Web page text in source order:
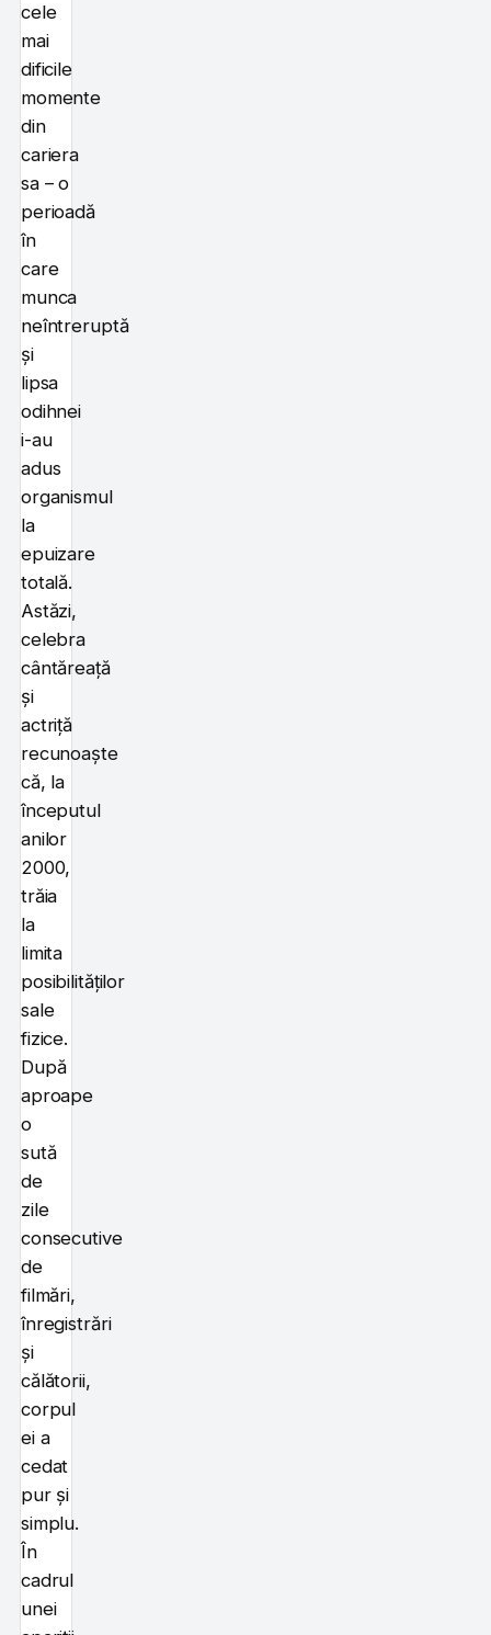
cele
mai
dificile
momente
din
cariera
sa – o
perioadă
în
care
munca
neîntreruptă
și
lipsa
odihnei
i-au
adus
organismul
la
epuizare
totală.
Astăzi,
celebra
cântăreață
și
actriță
recunoaște
că, la
începutul
anilor
2000,
trăia
la
limita
posibilităților
sale
fizice.
După
aproape
o
sută
de
zile
consecutive
de
filmări,
înregistrări
și
călătorii,
corpul
ei a
cedat
pur și
simplu.
În
cadrul
unei